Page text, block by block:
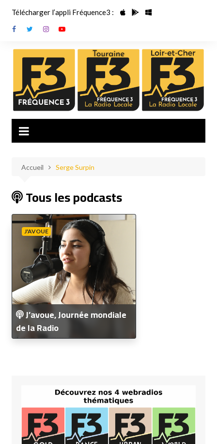
contenu
Télécharger l’appli Fréquence3 :
Accueil Serge Surpin
Tous les podcasts
J'AVOUE
J’avoue, Journée mondiale
de la Radio